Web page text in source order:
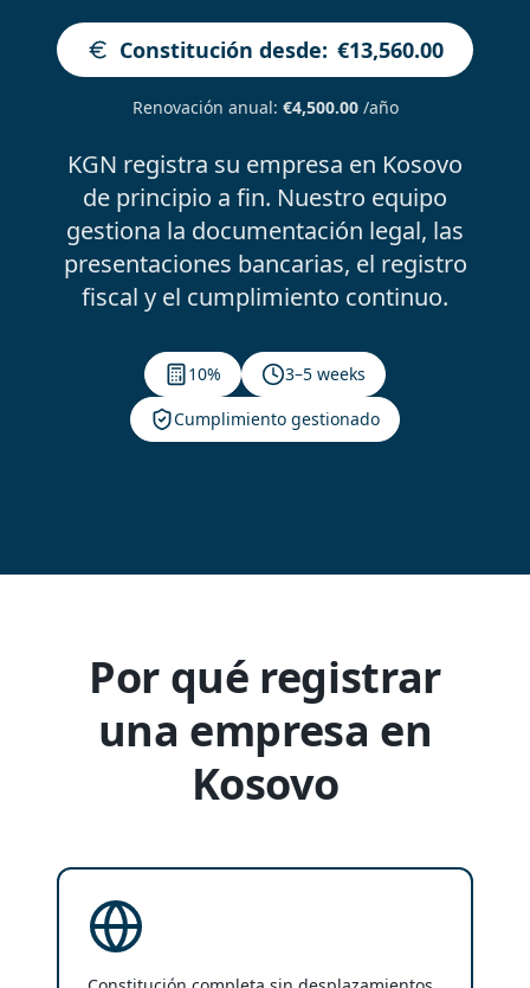
Constitución desde: €13,560.00
Renovación anual: €4,500.00 /año
KGN registra su empresa en Kosovo
de principio a fin. Nuestro equipo
gestiona la documentación legal, las
presentaciones bancarias, el registro
fiscal y el cumplimiento continuo.
10%
3–5 weeks
Cumplimiento gestionado
Por qué registrar
una empresa en
Kosovo